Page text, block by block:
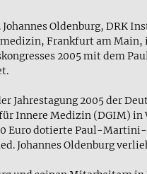
Johannes Oldenburg, DRK
Frankfurt am Main,
2005 mit dem
Jahrestagung 2005 der
Innere Medizin (DGIM) in
Euro dotierte Paul-
Johannes Oldenburg